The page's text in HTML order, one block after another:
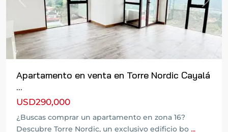
Previous Next
Apartamento en venta en Torre Nordic Cayalá
...
USD290,000
¿Buscas comprar un apartamento en zona 16?
Descubre Torre Nordic, un exclusivo edificio bo ...
Zona
14,